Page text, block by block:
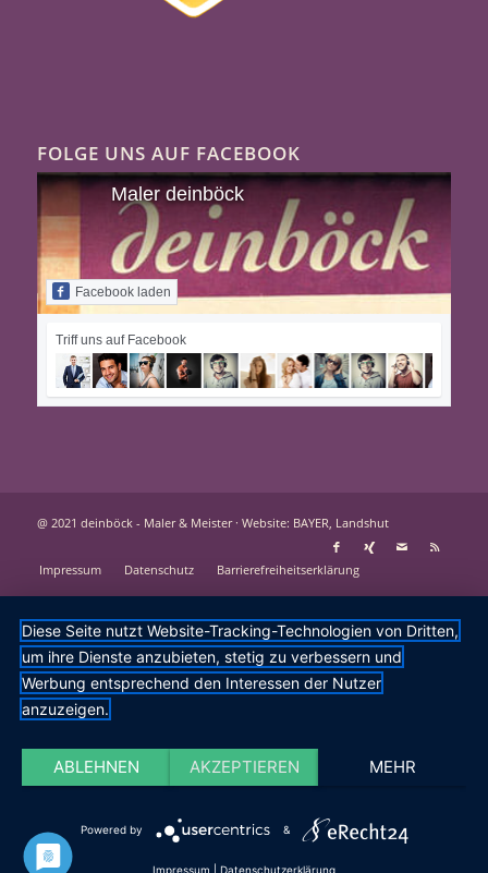
FOLGE UNS AUF FACEBOOK
Maler deinböck
Facebook laden
Triff uns auf Facebook
@ 2021 deinböck - Maler & Meister · Website: BAYER, Landshut
Impressum Datenschutz Barrierefreiheitserklärung
Diese Seite nutzt Website-Tracking-Technologien von Dritten,
um ihre Dienste anzubieten, stetig zu verbessern und
Werbung entsprechend den Interessen der Nutzer
anzuzeigen.
ABLEHNEN AKZEPTIEREN MEHR
Powered by &
Impressum Datenschutzerklärung